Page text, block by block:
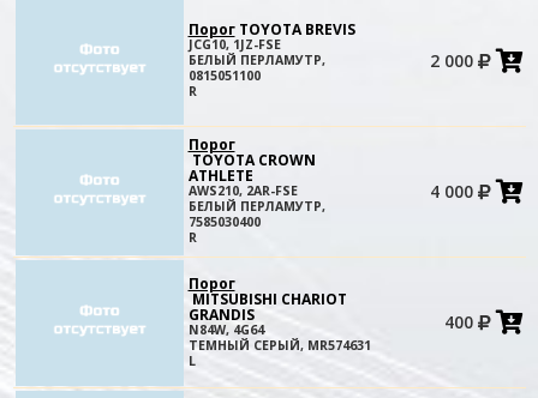
ПорогTOYOTA BREVIS
JCG10, 1JZ-FSE
БЕЛЫЙ ПЕРЛАМУТР,
0815051100
R
2 000
Порог
TOYOTA CROWN
ATHLETE
AWS210, 2AR-FSE
БЕЛЫЙ ПЕРЛАМУТР,
7585030400
R
4 000
Порог
MITSUBISHI CHARIOT
GRANDIS
N84W, 4G64
ТЕМНЫЙ СЕРЫЙ, MR574631
L
400